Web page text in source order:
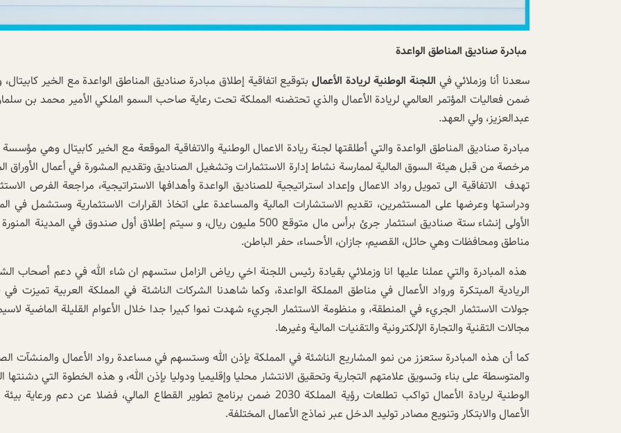
مبادرة صناديق المناطق الواعدة
سعدنا أنا وزملائي في اللجنة الوطنية لريادة الأعمالبتوقيع اتفاقية إطلاق مبادرة صناديق المناطق الواعدة مع الخير
ضمن فعاليات المؤتمر العالمي لريادة الأعمال والذي تحتضنه المملكة تحت رعاية صاحب السمو الملكي الأمير محمد بن
عبدالعزيز، ولي العهد.
مبادرة صناديق المناطق الواعدة والتي أطلقتها لجنة ريادة الاعمال الوطنية والاتفاقية الموقعة مع الخير كابيتال وهي مؤسسة
مرخصة من قبل هيئة السوق المالية لممارسة نشاط إدارة الاستثمارات وتشغيل الصناديق وتقديم المشورة في أعمال الأوراق
تهدف الاتفاقية الى تمويل رواد الاعمال وإعداد استراتيجية للصناديق الواعدة وأهدافها الاستراتيجية، مراجعة الفرص
ودراستها وعرضها على المستثمرين، تقديم الاستشارات المالية والمساعدة على اتخاذ القرارات الاستثمارية وستشمل في
مناطق ومحافظات وهي حائل، القصيم، جازان، الأحساء، حفر الباطن.
هذه المبادرة والتي عملنا عليها انا وزملائي بقيادة رئيس اللجنة اخي رياض الزامل ستسهم ان شاء الله في دعم أصحاب
الريادية المبتكرة ورواد الأعمال في مناطق المملكة الواعدة، وكما شاهدنا الشركات الناشئة في المملكة العربية تميزت في
جولات الاستثمار الجريء في المنطقة، و منظومة الاستثمار الجريء شهدت نموا كبيرا جدا خلال الأعوام القليلة الماضية
مجالات التقنية والتجارة الإلكترونية والتقنيات المالية وغيرها.
كما أن هذه المبادرة ستعزز من نمو المشاريع الناشئة في المملكة بإذن الله وستسهم في مساعدة رواد الأعمال والمنشآت
والمتوسطة على بناء وتسويق علامتهم التجارية وتحقيق الانتشار محليا وإقليميا ودوليا بإذن الله، و هذه الخطوة التي دشنتها
الوطنية لريادة الأعمال تواكب تطلعات رؤية المملكة 2030 ضمن برنامج تطوير القطاع المالي، فضلا عن دعم ورعاية
الأعمال والابتكار وتنويع مصادر توليد الدخل عبر نماذج الأعمال المختلفة.